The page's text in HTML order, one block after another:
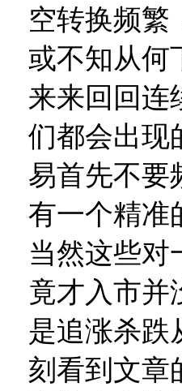
空转换频繁
或不知从何
来来回回连
们都会出现
易首先不要
有一个精准
当然这些对
竟才入市并
是追涨杀跌
刻看到文章